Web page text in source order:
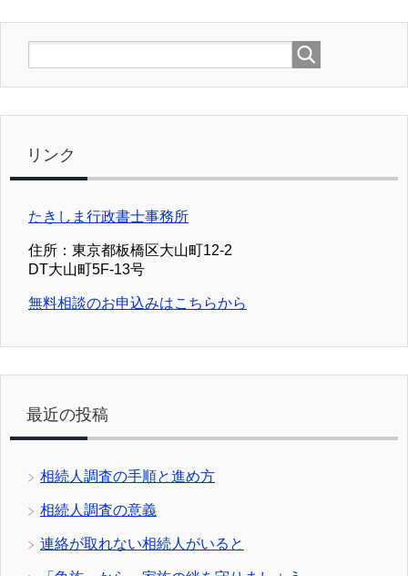
リンク
たきしま行政書士事務所
住所：東京都板橋区大山町12-2
DT大山町5F-13号
無料相談のお申込みはこちらから
最近の投稿
相続人調査の手順と進め方
相続人調査の意義
連絡が取れない相続人がいると